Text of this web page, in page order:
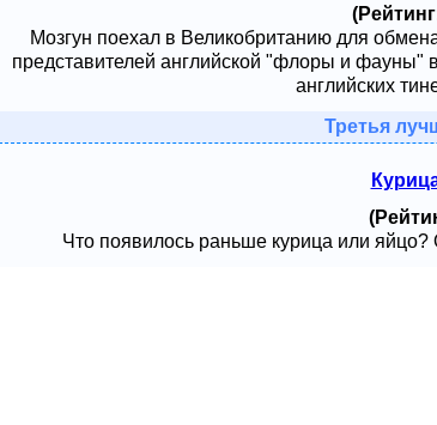
Мозгун поехал в Великобританию для
представителей английской "флоры и фауны"
английских
Третья
Что появилось раньше курица или яйцо?